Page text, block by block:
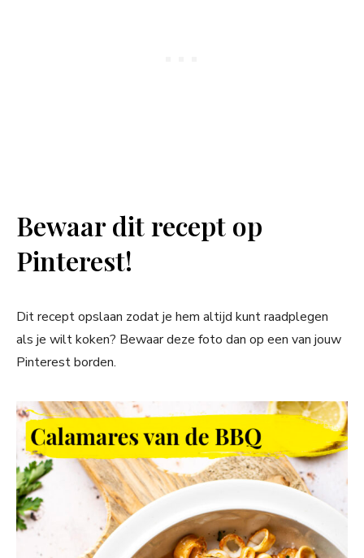
Bewaar dit recept op
Pinterest!
Dit recept opslaan zodat je hem altijd kunt raadplegen
als je wilt koken? Bewaar deze foto dan op een van jouw
Pinterest borden.